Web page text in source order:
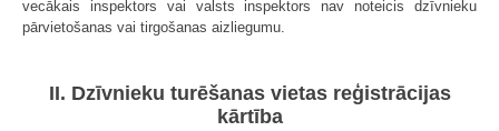
vecākais inspektors vai valsts inspektors nav noteicis dzīvnieku
pārvietošanas vai tirgošanas aizliegumu.
II. Dzīvnieku turēšanas vietas reģistrācijas
kārtība